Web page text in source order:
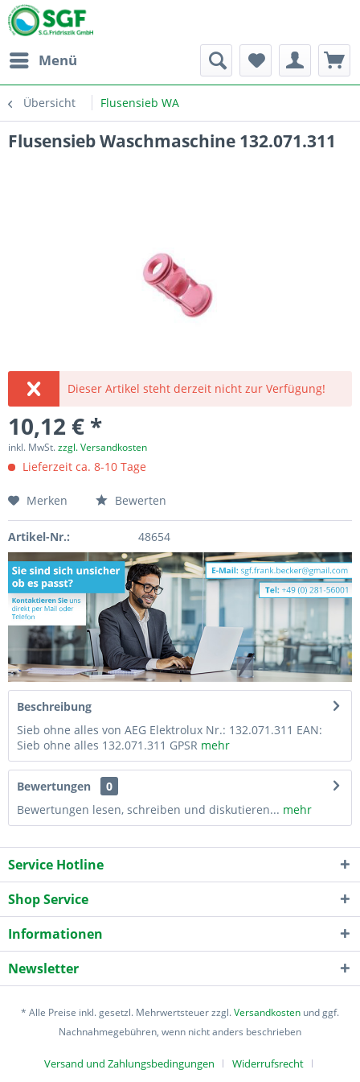
Menü
Übersicht Flusensieb WA
Flusensieb Waschmaschine 132.071.311
Dieser Artikel steht derzeit nicht zur Verfügung!
10,12 € *
inkl. MwSt.zzgl. Versandkosten
Lieferzeit ca. 8-10 Tage
Merken Bewerten
Artikel-Nr.: 48654
Beschreibung
Sieb ohne alles von AEG Elektrolux Nr.: 132.071.311 EAN:
Sieb ohne alles 132.071.311 GPSR mehr
Bewertungen
0
Bewertungen lesen, schreiben und diskutieren... mehr
Service Hotline
Shop Service
Informationen
Newsletter
* Alle Preise inkl. gesetzl. Mehrwertsteuer zzgl.Versandkosten und ggf.
Nachnahmegebühren, wenn nicht anders beschrieben
Versand und Zahlungsbedingungen Widerrufsrecht